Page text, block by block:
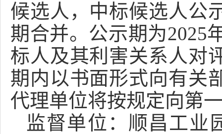
候选人，中标候选人公
期合并。公示期为2025
标人及其利害关系人对
期内以书面形式向有关
代理单位将按规定向第
监督单位：顺昌工业